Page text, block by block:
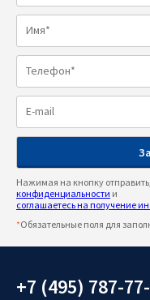
Нажимая на кнопку
конфиденциальности и
соглашаетесь на получение
*Обязательные поля для
+7 (495) 787-